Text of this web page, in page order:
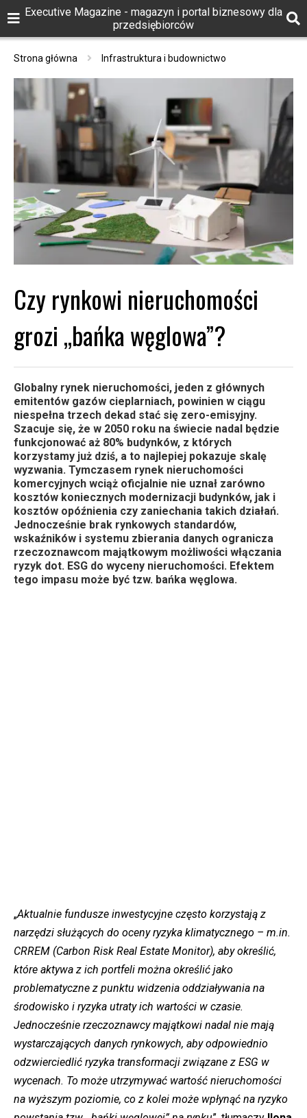
Executive Magazine - magazyn i portal biznesowy dla
przedsiębiorców
Strona główna Infrastruktura i budownictwo
Czy rynkowi nieruchomości
grozi „bańka węglowa”?
Globalny rynek nieruchomości, jeden z głównych
emitentów gazów cieplarniach, powinien w ciągu
niespełna trzech dekad stać się zero-emisyjny.
Szacuje się, że w 2050 roku na świecie nadal będzie
funkcjonować aż 80% budynków, z których
korzystamy już dziś, a to najlepiej pokazuje skalę
wyzwania. Tymczasem rynek nieruchomości
komercyjnych wciąż oficjalnie nie uznał zarówno
kosztów koniecznych modernizacji budynków, jak i
kosztów opóźnienia czy zaniechania takich działań.
Jednocześnie brak rynkowych standardów,
wskaźników i systemu zbierania danych ogranicza
rzeczoznawcom majątkowym możliwości włączania
ryzyk dot. ESG do wyceny nieruchomości. Efektem
tego impasu może być tzw. bańka węglowa.
„Aktualnie fundusze inwestycyjne często korzystają z
narzędzi służących do oceny ryzyka klimatycznego – m.in.
CRREM (Carbon Risk Real Estate Monitor), aby określić,
które aktywa z ich portfeli można określić jako
problematyczne z punktu widzenia oddziaływania na
środowisko i ryzyka utraty ich wartości w czasie.
Jednocześnie rzeczoznawcy majątkowi nadal nie mają
wystarczających danych rynkowych, aby odpowiednio
odzwierciedlić ryzyka transformacji związane z ESG w
wycenach. To może utrzymywać wartość nieruchomości
na wyższym poziomie, co z kolei może wpłynąć na ryzyko